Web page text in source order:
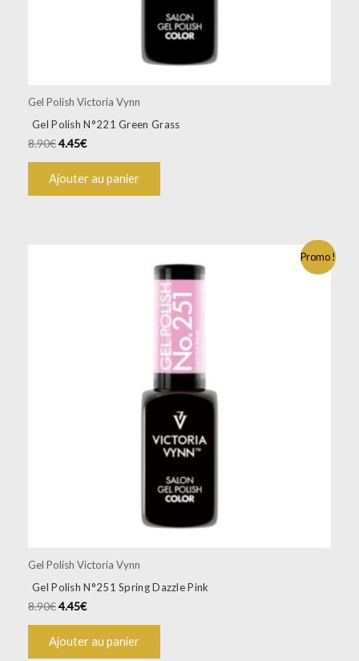
Gel Polish Victoria Vynn
Gel Polish N°221 Green Grass
8.90€4.45€
Ajouter au panier
Promo !
Gel Polish Victoria Vynn
Gel Polish N°251 Spring Dazzle Pink
8.90€4.45€
Ajouter au panier